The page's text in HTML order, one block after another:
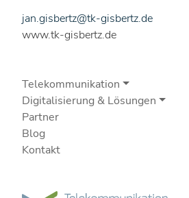
jan.gisbertz@tk-gisbertz.de
www.tk-gisbertz.de
Telekommunikation
Digitalisierung & Lösungen
Partner
Blog
Kontakt